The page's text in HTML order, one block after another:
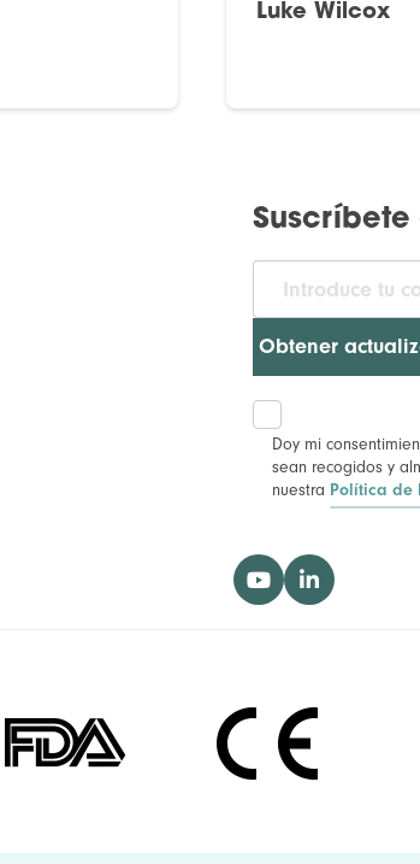
Luke Wilcox
Suscríbete
Obtener
Doy mi
sean recogidos y
nuestra Política de